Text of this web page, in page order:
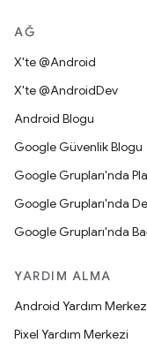
AĞ
X'te @Android
X'te @AndroidDev
Android Blogu
Google Güvenlik Blogu
Google Grupları'nda
Google Grupları'nda
Google Grupları'nda
YARDIM ALMA
Android Yardım
Pixel Yardım Merkezi